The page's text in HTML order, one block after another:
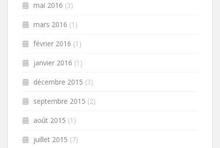
mai 2016 (3)
mars 2016 (1)
février 2016 (1)
janvier 2016 (1)
décembre 2015 (3)
septembre 2015 (2)
août 2015 (1)
juillet 2015 (7)